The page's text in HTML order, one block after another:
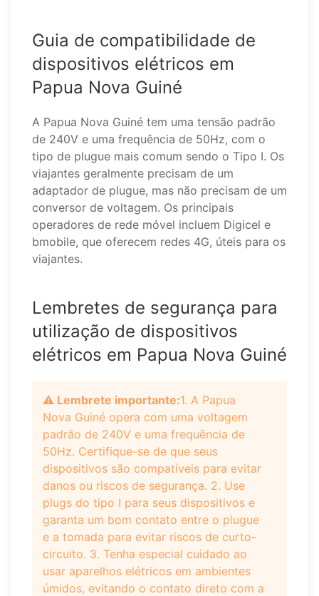
Guia de compatibilidade de
dispositivos elétricos em
Papua Nova Guiné
A Papua Nova Guiné tem uma tensão padrão
de 240V e uma frequência de 50Hz, com o
tipo de plugue mais comum sendo o Tipo I. Os
viajantes geralmente precisam de um
adaptador de plugue, mas não precisam de um
conversor de voltagem. Os principais
operadores de rede móvel incluem Digicel e
bmobile, que oferecem redes 4G, úteis para os
viajantes.
Lembretes de segurança para
utilização de dispositivos
elétricos em Papua Nova Guiné
⚠️ Lembrete importante:1. A Papua
Nova Guiné opera com uma voltagem
padrão de 240V e uma frequência de
50Hz. Certifique-se de que seus
dispositivos são compatíveis para evitar
danos ou riscos de segurança. 2. Use
plugs do tipo I para seus dispositivos e
garanta um bom contato entre o plugue
e a tomada para evitar riscos de curto-
circuito. 3. Tenha especial cuidado ao
usar aparelhos elétricos em ambientes
úmidos, evitando o contato direto com a